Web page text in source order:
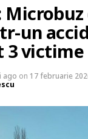
un
3 victime
ago on 17 februarie